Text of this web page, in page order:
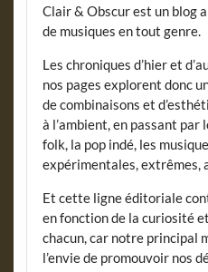
Clair & Obscur est un blog
de musiques en tout genre.
Les chroniques d’hier et
nos pages explorent donc
de combinaisons et
à l’ambient, en passant par
folk, la pop indé, les
expérimentales, extrêmes,
Et cette ligne éditoriale
en fonction de la curiosité
chacun, car notre principal
l’envie de promouvoir nos